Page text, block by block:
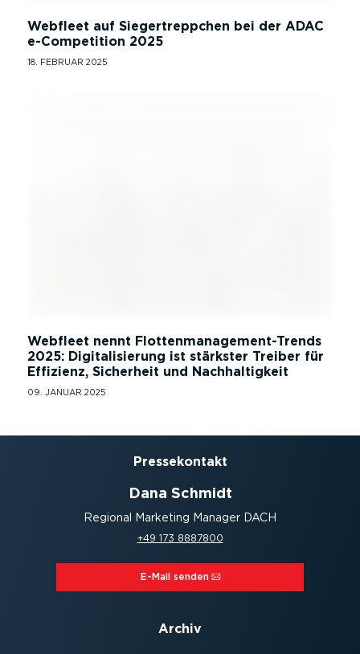
Webfleet auf Siegertreppchen bei der ADAC
e-Competition 2025
18. FEBRUAR 2025
Webfleet nennt Flottenmanagement-Trends
2025: Digitalisierung ist stärkster Treiber für
Effizienz, Sicherheit und Nachhaltigkeit
09. JANUAR 2025
Presse­kontakt
Dana Schmidt
Regional Marketing Manager DACH
+49 173 8887800
E-Mail senden⁠
Archiv